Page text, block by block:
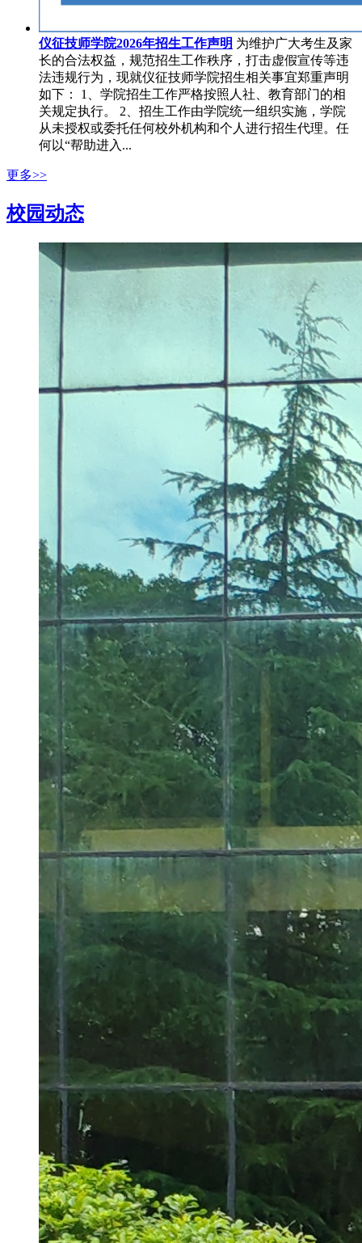
仪征技师学院2026年招生工作声明 为维护广大考生及家
长的合法权益，规范招生工作秩序，打击虚假宣传等违
法违规行为，现就仪征技师学院招生相关事宜郑重声明
如下： 1、学院招生工作严格按照人社、教育部门的相
关规定执行。 2、招生工作由学院统一组织实施，学院
从未授权或委托任何校外机构和个人进行招生代理。任
何以“帮助进入...
更多>>
校园动态